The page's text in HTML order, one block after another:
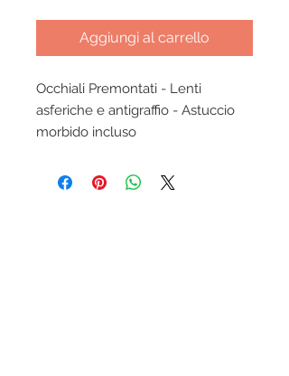
Aggiungi al carrello
Occhiali Premontati - Lenti
asferiche e antigraffio - Astuccio
morbido incluso